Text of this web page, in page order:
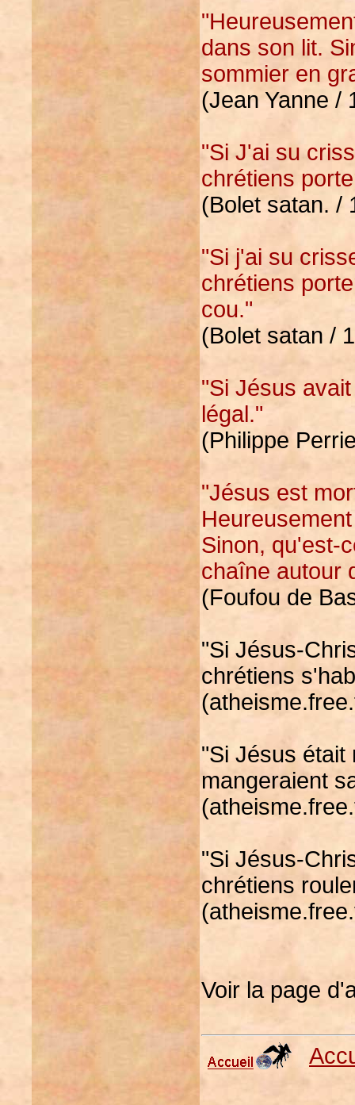
dans son lit.
sommier en
(Jean Yanne /
"Si J'ai su
chrétiens
(Bolet satan. /
"Si j'ai su
chrétiens
cou."
(Bolet satan /
"Si Jésus
légal."
(Philippe
"Jésus est
Sinon, qu'est-
chaîne autour
(Foufou de
"Si Jésus-
chrétiens
"Si Jésus était
mangeraient
"Si Jésus-
chrétiens
Voir la page